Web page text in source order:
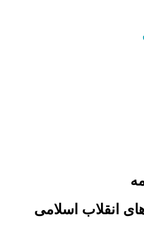
انقلاب اسلامی